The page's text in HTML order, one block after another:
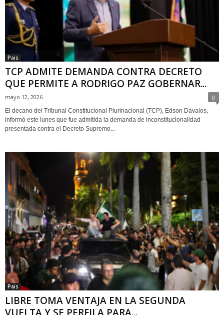
Pais
TCP ADMITE DEMANDA CONTRA DECRETO
QUE PERMITE A RODRIGO PAZ GOBERNAR...
mayo 12, 2026 0
El decano del Tribunal Constitucional Plurinacional (TCP), Edson Dávalos,
informó este lunes que fue admitida la demanda de inconstitucionalidad
presentada contra el Decreto Supremo...
Pais
LIBRE TOMA VENTAJA EN LA SEGUNDA
VUELTA Y SE PERFILA PARA...